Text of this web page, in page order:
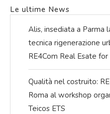
Le ultime News
Alis, insediata a Parma
tecnica rigenerazione
RE4Com Real Esate
Qualità nel costruito:
Roma al workshop
Teicos ETS